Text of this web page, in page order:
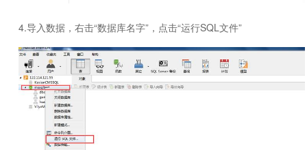
4.导入数据，右击“数据库名字”，点击“运行SQL文件”